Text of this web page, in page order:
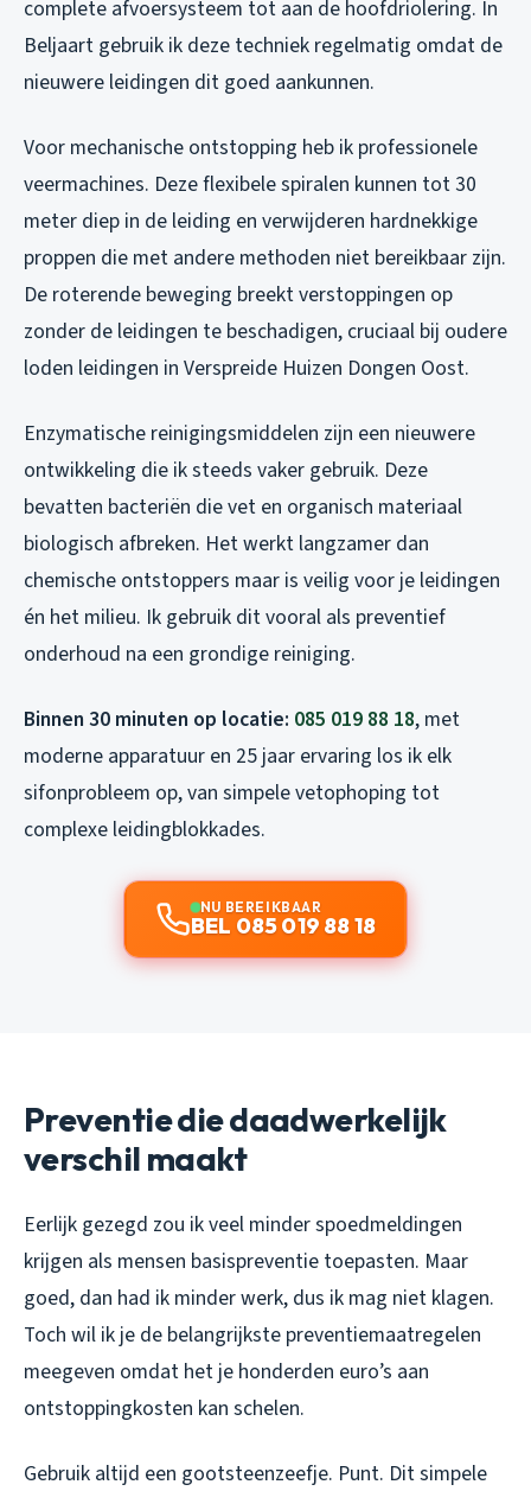
complete afvoersysteem tot aan de hoofdriolering. In
Beljaart gebruik ik deze techniek regelmatig omdat de
nieuwere leidingen dit goed aankunnen.
Voor mechanische ontstopping heb ik professionele
veermachines. Deze flexibele spiralen kunnen tot 30
meter diep in de leiding en verwijderen hardnekkige
proppen die met andere methoden niet bereikbaar zijn.
De roterende beweging breekt verstoppingen op
zonder de leidingen te beschadigen, cruciaal bij oudere
loden leidingen in Verspreide Huizen Dongen Oost.
Enzymatische reinigingsmiddelen zijn een nieuwere
ontwikkeling die ik steeds vaker gebruik. Deze
bevatten bacteriën die vet en organisch materiaal
biologisch afbreken. Het werkt langzamer dan
chemische ontstoppers maar is veilig voor je leidingen
én het milieu. Ik gebruik dit vooral als preventief
onderhoud na een grondige reiniging.
Binnen 30 minuten op locatie: 085 019 88 18, met
moderne apparatuur en 25 jaar ervaring los ik elk
sifonprobleem op, van simpele vetophoping tot
complexe leidingblokkades.
NU BEREIKBAAR
BEL 085 019 88 18
Preventie die daadwerkelijk
verschil maakt
Eerlijk gezegd zou ik veel minder spoedmeldingen
krijgen als mensen basispreventie toepasten. Maar
goed, dan had ik minder werk, dus ik mag niet klagen.
Toch wil ik je de belangrijkste preventiemaatregelen
meegeven omdat het je honderden euro’s aan
ontstoppingkosten kan schelen.
Gebruik altijd een gootsteenzeefje. Punt. Dit simpele